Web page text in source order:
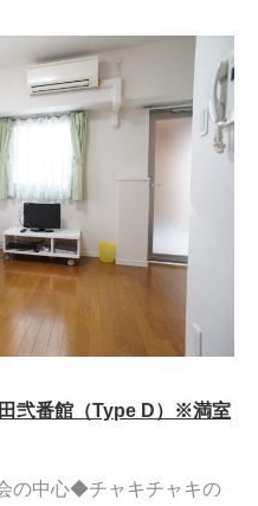
弐番館（Type D）※満室
の中心◆チャキチャキの